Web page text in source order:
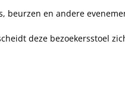
beurzen en andere
deze bezoekersstoel